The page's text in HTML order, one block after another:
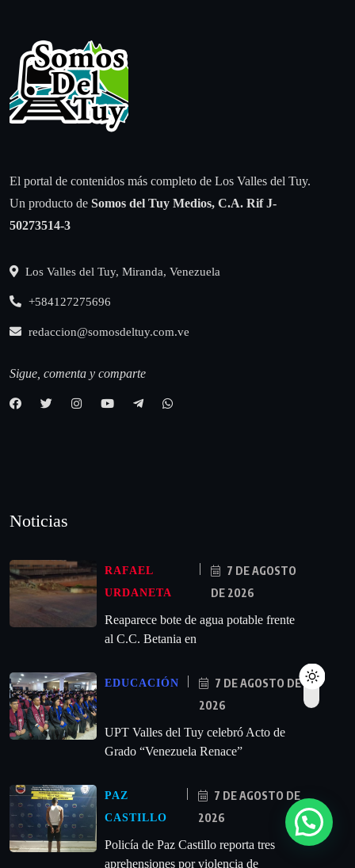
El portal de contenidos más completo de Los Valles del Tuy.
Un producto de Somos del Tuy Medios, C.A. Rif J-
50273514-3
Los Valles del Tuy, Miranda, Venezuela
+584127275696
redaccion@somosdeltuy.com.ve
Sigue, comenta y comparte
Noticias
RAFAEL
URDANETA
7 DE AGOSTO
DE 2026
Reaparece bote de agua potable frente
al C.C. Betania en
EDUCACIÓN
7 DE AGOSTO DE
2026
UPT Valles del Tuy celebró Acto de
Grado “Venezuela Renace”
PAZ
CASTILLO
7 DE AGOSTO DE
2026
‎Policía de Paz Castillo reporta tres
aprehensiones por violencia de